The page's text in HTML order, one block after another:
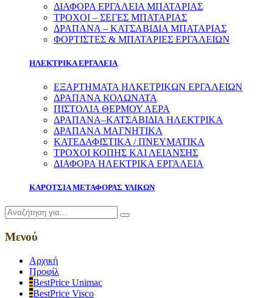
ΔΙΑΦΟΡΑ ΕΡΓΑΛΕΙΑ ΜΠΑΤΑΡΙΑΣ
ΤΡΟΧΟΙ – ΣΕΓΕΣ ΜΠΑΤΑΡΙΑΣ
ΔΡΑΠΑΝΑ – ΚΑΤΣΑΒΙΔΙΑ ΜΠΑΤΑΡΙΑΣ
ΦΟΡΤΙΣΤΕΣ & ΜΠΑΤΑΡΙΕΣ ΕΡΓΑΛΕΙΩΝ
ΗΛΕΚΤΡΙΚΑ ΕΡΓΑΛΕΙΑ
ΕΞΑΡΤΗΜΑΤΑ ΗΛΚΕΤΡΙΚΩΝ ΕΡΓΑΛΕΙΩΝ
ΔΡΑΠΑΝΑ ΚΟΛΩΝΑΤΑ
ΠΙΣΤΟΛΙΑ ΘΕΡΜΟΥ ΑΕΡΑ
ΔΡΑΠΑΝΑ–ΚΑΤΣΑΒΙΔΙΑ ΗΛΕΚΤΡΙΚΑ
ΔΡΑΠΑΝΑ ΜΑΓΝΗΤΙΚΑ
ΚΑΤΕΔΑΦΙΣΤΙΚΑ / ΠΝΕΥΜΑΤΙΚΑ
ΤΡΟΧΟΙ ΚΟΠΗΣ ΚΑΙ ΛΕΙΑΝΣΗΣ
ΔΙΑΦΟΡΑ ΗΛΕΚΤΡΙΚΑ ΕΡΓΑΛΕΙΑ
ΚΑΡΟΤΣΙΑ ΜΕΤΑΦΟΡΑΣ ΥΛΙΚΩΝ
Μενού
Αρχική
Προφίλ
BestPrice Unimac
BestPrice Visco